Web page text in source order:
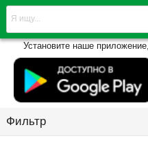
Установите наше
Фильтр